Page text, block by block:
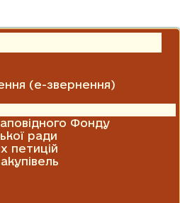
(е-звернення)
Фонду
ради
петицій